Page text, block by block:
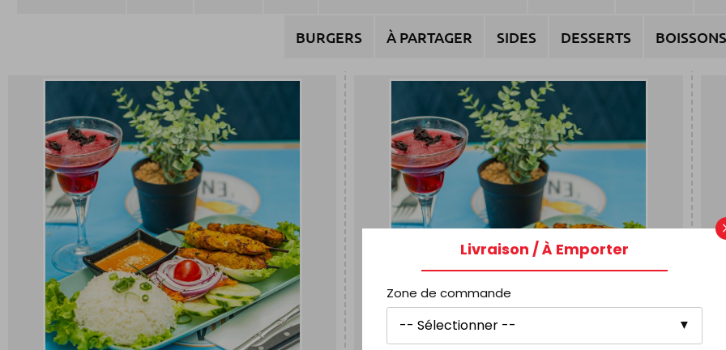
BURGERS À PARTAGER SIDES DESSERTS BOISSONS
Livraison / À Emporter
Zone de commande